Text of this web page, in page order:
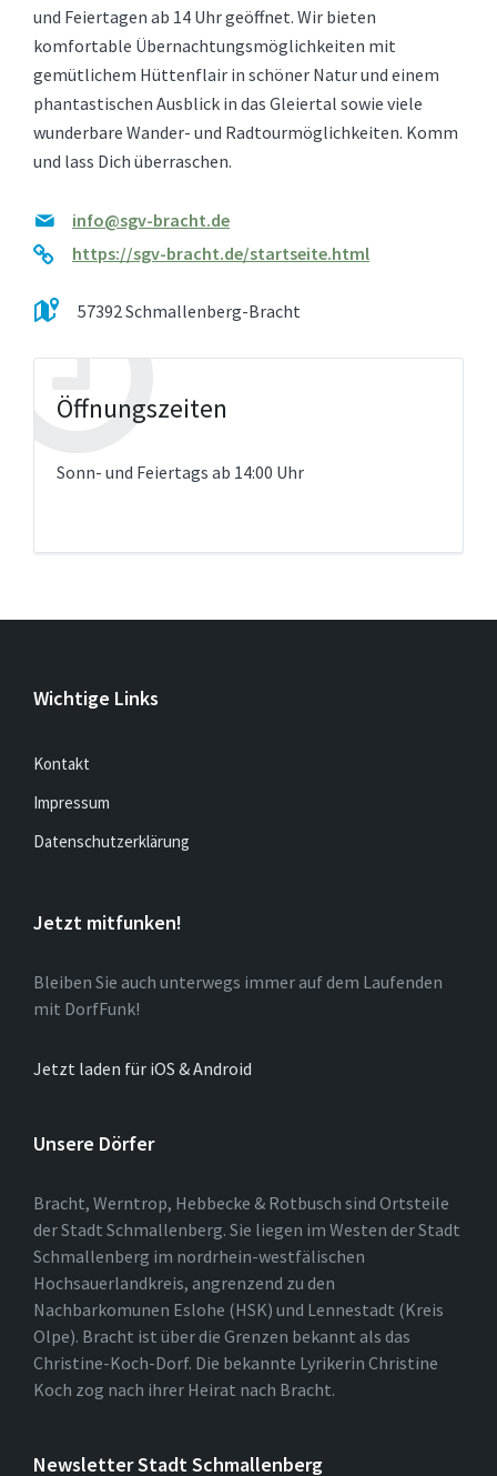
und Feiertagen ab 14 Uhr geöffnet. Wir bieten
komfortable Übernachtungsmöglichkeiten mit
gemütlichem Hüttenflair in schöner Natur und einem
phantastischen Ausblick in das Gleiertal sowie viele
wunderbare Wander- und Radtourmöglichkeiten. Komm
und lass Dich überraschen.
info@sgv-bracht.de
https://sgv-bracht.de/startseite.html
57392 Schmallenberg-Bracht
Öffnungszeiten
Sonn- und Feiertags ab 14:00 Uhr
Wichtige Links
Kontakt
Impressum
Datenschutzerklärung
Jetzt mitfunken!
Bleiben Sie auch unterwegs immer auf dem Laufenden
mit DorfFunk!
Jetzt laden für iOS & Android
Unsere Dörfer
Bracht, Werntrop, Hebbecke & Rotbusch sind Ortsteile
der Stadt Schmallenberg. Sie liegen im Westen der Stadt
Schmallenberg im nordrhein-westfälischen
Hochsauerlandkreis, angrenzend zu den
Nachbarkomunen Eslohe (HSK) und Lennestadt (Kreis
Olpe). Bracht ist über die Grenzen bekannt als das
Christine-Koch-Dorf. Die bekannte Lyrikerin Christine
Koch zog nach ihrer Heirat nach Bracht.
Newsletter Stadt Schmallenberg